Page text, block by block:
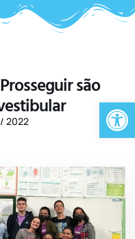
são
2022